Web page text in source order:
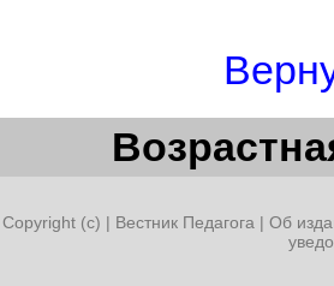
Copyright (c) | Вестник Педагога | Об